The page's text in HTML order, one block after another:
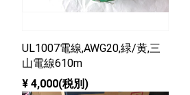
UL1007電線,AWG20,緑/黄,三
山電線610m
¥ 4,000(税別)